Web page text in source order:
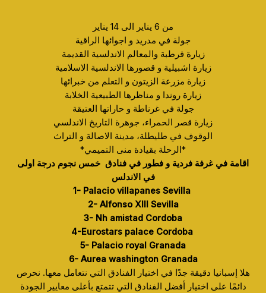
من 6 يناير الى 14 يناير
جولة في مدريد و اجوائها الراقية
زيارة قرطبة والمعالم الاندلسية القديمة
زيارة اشبيلية و قصورها الاندلسية الاسلامية
زيارة مزرعة الزيتون و التعلم من خبرائها
زيارة روندا و مناظرها الطبيعية الخلابة
جولة في غرناطة و حاراتها العتيقة
زيارة قصر الحمراء، جوهرة التاريخ الاندلسي
الوقوف في طليطلة، مدينة الاصالة و التراث
*الرحلة بقيادة منى التميمي*
اقامة في غرفة فردية و فطور في فنادق خمس نجوم درجة اولى
في الاندلس
1- Palacio villapanes Sevilla
2- Alfonso XIII Sevilla
3- Nh amistad Cordoba
4-Eurostars palace Cordoba
5- Palacio royal Granada
6- Aurea washington Granada
هلا إسبانيا دقيقة جدًا في اختيار الفنادق التي نتعامل معها. نحرص
دائمًا على اختيار أفضل الفنادق التي تتمتع بأعلى معايير الجودة